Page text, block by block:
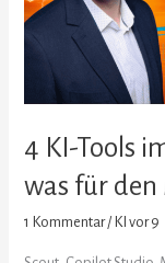
4 KI-Tools
was für
1 Kommentar/ KI vor 9
–
den
Mittelstand?